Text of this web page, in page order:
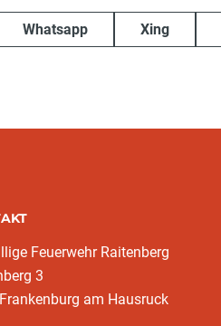
Whatsapp Xing
Feuerwehr Raitenberg
3
am Hausruck